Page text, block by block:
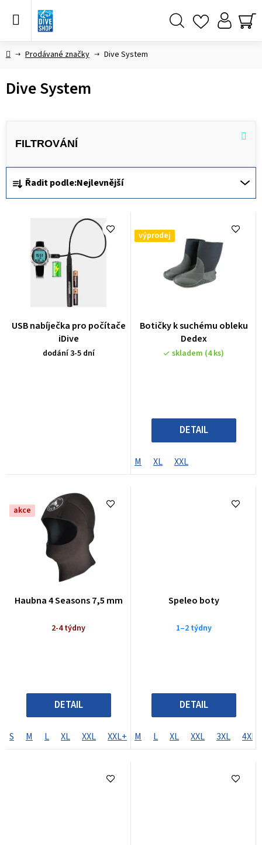
DomůProdávané značky Dive System
Dive System
Ř
a
o
Řadit podle:Nejlevnější
USB nabíječka pro počítače
iDive
dodání 3-5 dní
výprodej
Botičky k suchému obleku
Dedex
skladem (4 ks)
DETAIL
M XL XXL
akce
Haubna 4 Seasons 7,5 mm
2-4 týdny
DETAIL
S M L XL XXL XXL+
Speleo boty
1–2 týdny
DETAIL
M L XL XXL 3XL 4XL